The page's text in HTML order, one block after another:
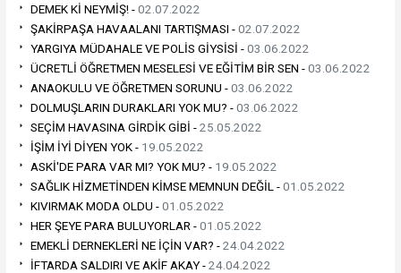
DEMEK Kİ NEYMİŞ! -02.07.2022
ŞAKİRPAŞA HAVAALANI TARTIŞMASI -02.07.2022
YARGIYA MÜDAHALE VE POLİS GİYSİSİ -03.06.2022
ÜCRETLİ ÖĞRETMEN MESELESİ VE EĞİTİM BİR SEN -03.06.2022
ANAOKULU VE ÖĞRETMEN SORUNU -03.06.2022
DOLMUŞLARIN DURAKLARI YOK MU? -03.06.2022
SEÇİM HAVASINA GİRDİK GİBİ -25.05.2022
İŞİM İYİ DİYEN YOK - 19.05.2022
ASKİ'DE PARA VAR MI? YOK MU? - 19.05.2022
SAĞLIK HİZMETİNDEN KİMSE MEMNUN DEĞİL -01.05.2022
KIVIRMAK MODA OLDU -01.05.2022
HER ŞEYE PARA BULUYORLAR -01.05.2022
EMEKLİ DERNEKLERİ NE İÇİN VAR? -24.04.2022
İFTARDA SALDIRI VE AKİF AKAY -24.04.2022